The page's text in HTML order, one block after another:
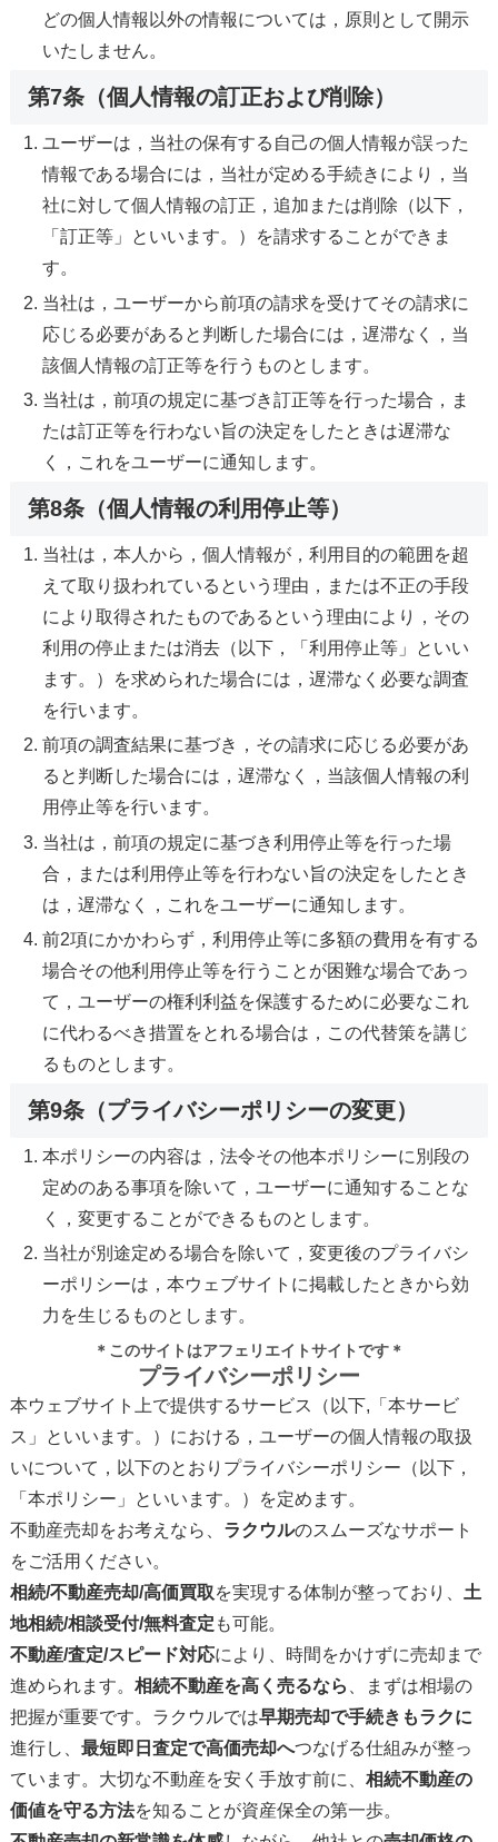
どの個人情報以外の情報については，原則として開示
いたしません。
第7条（個人情報の訂正および削除）
ユーザーは，当社の保有する自己の個人情報が誤った
情報である場合には，当社が定める手続きにより，当
社に対して個人情報の訂正，追加または削除（以下，
「訂正等」といいます。）を請求することができま
す。
当社は，ユーザーから前項の請求を受けてその請求に
応じる必要があると判断した場合には，遅滞なく，当
該個人情報の訂正等を行うものとします。
当社は，前項の規定に基づき訂正等を行った場合，ま
たは訂正等を行わない旨の決定をしたときは遅滞な
く，これをユーザーに通知します。
第8条（個人情報の利用停止等）
当社は，本人から，個人情報が，利用目的の範囲を超
えて取り扱われているという理由，または不正の手段
により取得されたものであるという理由により，その
利用の停止または消去（以下，「利用停止等」といい
ます。）を求められた場合には，遅滞なく必要な調査
を行います。
前項の調査結果に基づき，その請求に応じる必要があ
ると判断した場合には，遅滞なく，当該個人情報の利
用停止等を行います。
当社は，前項の規定に基づき利用停止等を行った場
合，または利用停止等を行わない旨の決定をしたとき
は，遅滞なく，これをユーザーに通知します。
前2項にかかわらず，利用停止等に多額の費用を有する
場合その他利用停止等を行うことが困難な場合であっ
て，ユーザーの権利利益を保護するために必要なこれ
に代わるべき措置をとれる場合は，この代替策を講じ
るものとします。
第9条（プライバシーポリシーの変更）
本ポリシーの内容は，法令その他本ポリシーに別段の
定めのある事項を除いて，ユーザーに通知することな
く，変更することができるものとします。
当社が別途定める場合を除いて，変更後のプライバシ
ーポリシーは，本ウェブサイトに掲載したときから効
力を生じるものとします。
＊このサイトはアフェリエイトサイトです＊
プライバシーポリシー
本ウェブサイト上で提供するサービス（以下,「本サービ
ス」といいます。）における，ユーザーの個人情報の取扱
いについて，以下のとおりプライバシーポリシー（以下，
「本ポリシー」といいます。）を定めます。
不動産売却をお考えなら、 ラクウルのスムーズなサポート
をご活用ください。
相続/不動産売却/高価買取を実現する体制が整っており、 土
地相続/相談受付/無料査定 も可能。
不動産/査定/スピード対応により、時間をかけずに売却まで
進められます。 相続不動産を高く売るなら 、まずは相場の
把握が重要です。ラクウルでは早期売却で手続きもラクに
進行し、 最短即日査定で高価売却へつなげる仕組みが整っ
ています。大切な不動産を安く手放す前に、 相続不動産の
価値を守る方法を知ることが資産保全の第一歩。